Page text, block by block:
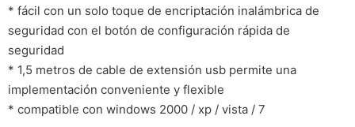
* fácil con un solo toque de encriptación inalámbrica de
seguridad con el botón de configuración rápida de
seguridad
* 1,5 metros de cable de extensión usb permite una
implementación conveniente y flexible
* compatible con windows 2000 / xp / vista / 7